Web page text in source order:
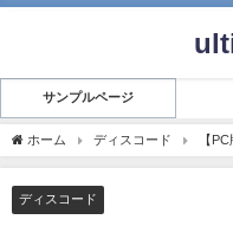
サンプルページ
ホーム ディスコード 【
ディスコード